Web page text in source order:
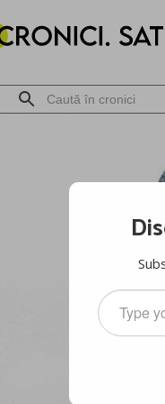
Type
your
email…